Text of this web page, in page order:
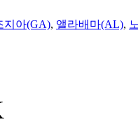
지아(GA), 앨라배마(AL),